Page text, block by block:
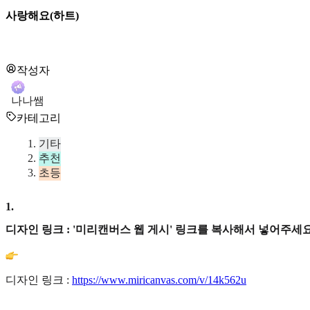
사랑해요(하트)
작성자
나나쌤
카테고리
기타
추천
초등
1.
디자인 링크 : '미리캔버스 웹 게시' 링크를 복사해서 넣어주세
디자인 링크 : https://www.miricanvas.com/v/14k562u